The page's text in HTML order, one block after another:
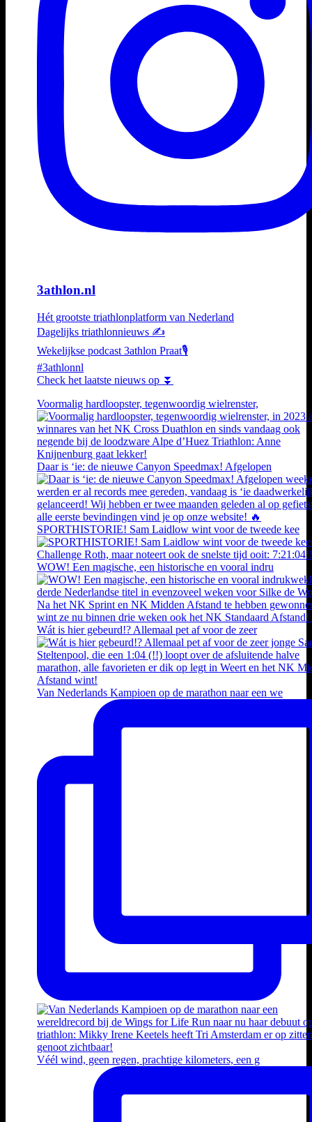
3athlon.nl
Hét grootste triathlonplatform van Nederland
Dagelijks triathlonnieuws ✍️
Wekelijkse podcast 3athlon Praat🎙️
#3athlonnl
Check het laatste nieuws op ⏬
Voormalig hardloopster, tegenwoordig wielrenster,
Daar is ‘ie: de nieuwe Canyon Speedmax! Afgelopen
SPORTHISTORIE! Sam Laidlow wint voor de tweede kee
WOW! Een magische, een historische en vooral indru
Wát is hier gebeurd!? Allemaal pet af voor de zeer
Van Nederlands Kampioen op de marathon naar een we
Véél wind, geen regen, prachtige kilometers, een g